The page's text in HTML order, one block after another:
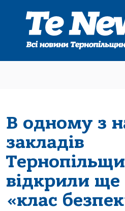
В одному з
закладів
відкрили
«клас